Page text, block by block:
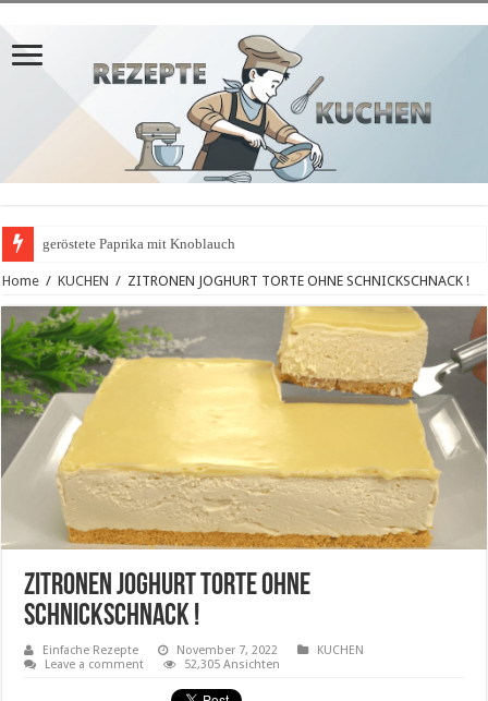
geröstete Paprika mit Knoblauch
Home / KUCHEN / ZITRONEN JOGHURT TORTE OHNE SCHNICKSCHNACK !
ZITRONEN JOGHURT TORTE OHNE
SCHNICKSCHNACK !
Einfache Rezepte November 7, 2022
KUCHEN
Leave a comment
52,305 Ansichten